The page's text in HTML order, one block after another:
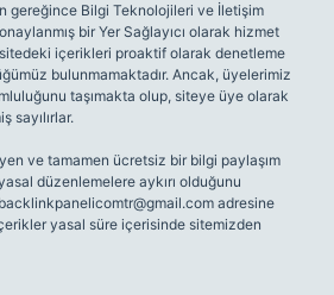
gereğince Bilgi Teknolojileri ve İletişim
bir Yer Sağlayıcı olarak hizmet
içerikleri proaktif olarak denetleme
bulunmamaktadır. Ancak, üyelerimiz
taşımakta olup, siteye üye olarak
sayılırlar.
ve tamamen ücretsiz bir bilgi paylaşım
düzenlemelere aykırı olduğunu
backlinkpanelicomtr@gmail.com adresine
yasal süre içerisinde sitemizden